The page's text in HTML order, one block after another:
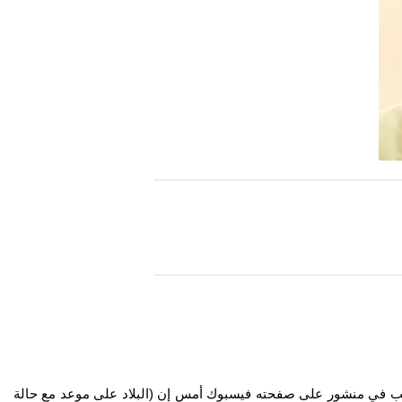
كتب في منشور على صفحته فيسبوك أمس إن (البلاد على موعد مع حالة